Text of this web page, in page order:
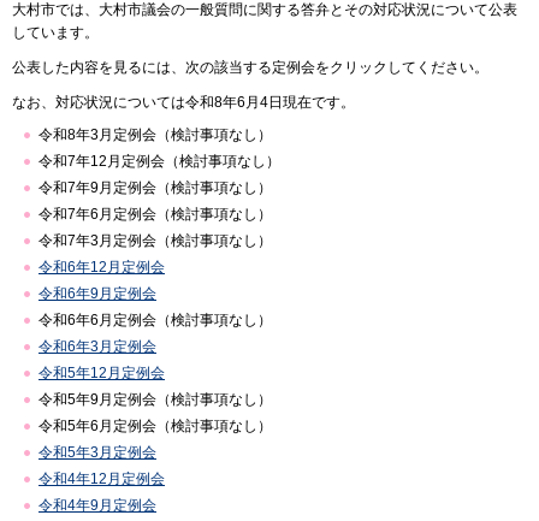
大村市では、大村市議会の一般質問に関する答弁とその対応状況について公表
しています。
公表した内容を見るには、次の該当する定例会をクリックしてください。
なお、対応状況については令和8年6月4日現在です。
令和8年3月定例会（検討事項なし）
令和7年12月定例会（検討事項なし）
令和7年9月定例会（検討事項なし）
令和7年6月定例会（検討事項なし）
令和7年3月定例会（検討事項なし）
令和6年12月定例会
令和6年9月定例会
令和6年6月定例会（検討事項なし）
令和6年3月定例会
令和5年12月定例会
令和5年9月定例会（検討事項なし）
令和5年6月定例会（検討事項なし）
令和5年3月定例会
令和4年12月定例会
令和4年9月定例会